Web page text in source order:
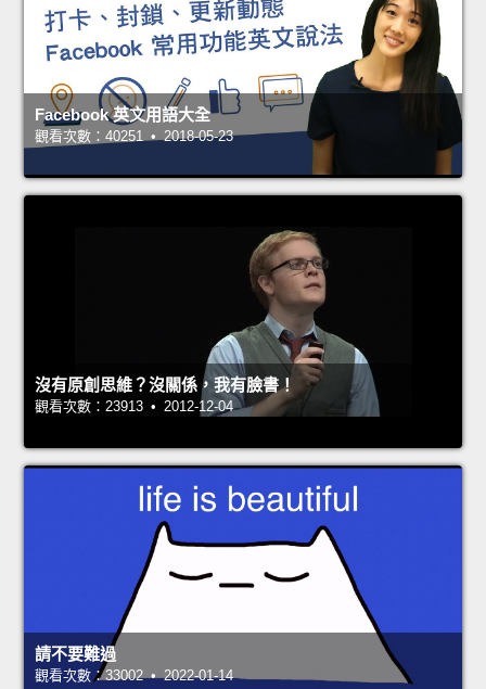
Facebook 英文用語大全
觀看次數：40251 • 2018-05-23
沒有原創思維？沒關係，我有臉書！
觀看次數：23913 • 2012-12-04
請不要難過
觀看次數：33002 • 2022-01-14